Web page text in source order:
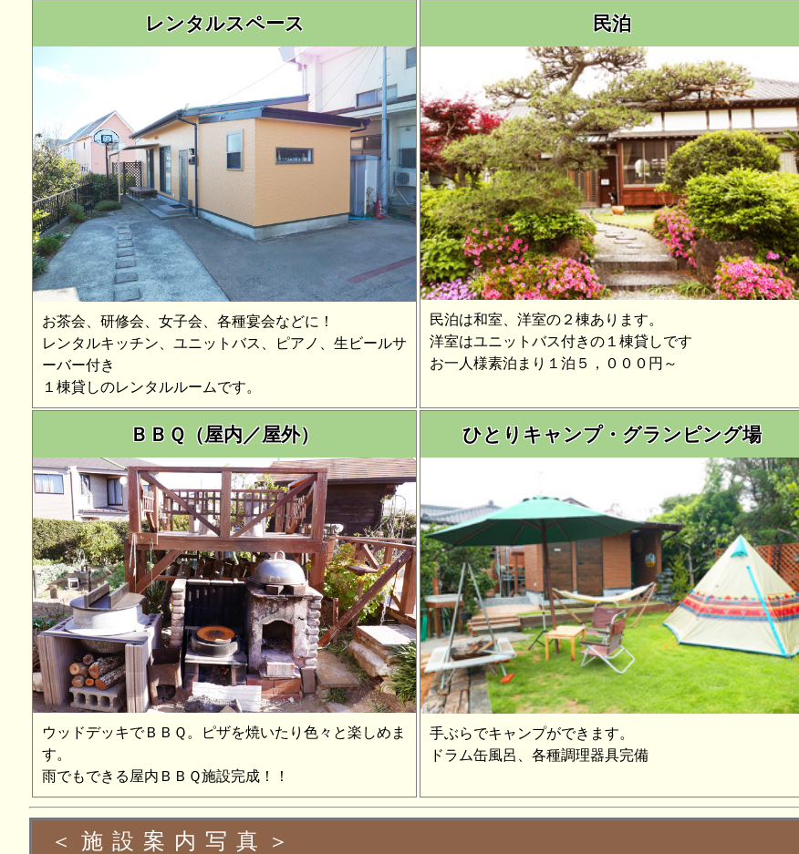
●レンタルルームリフォーム完了
カラオケ再開！！
１４００曲 無料歌い放題
●謹賀新年
旧年中は大変お世話になりました
本年も変わらぬご厚情を賜りますよう、何卒よろしくお願い申し上げます。
1月5日より営業いたします
レンタルスペースまいすた
令和８年 元旦
年末年始休業のお知らせ
１２月２８日（日）～１月４日（日）
レンタルスペース
お茶会、研修会、女子会、各種宴会などに！
レンタルキッチン、ユニットバス、ピアノ、生ビールサ
ーバー付き
１棟貸しのレンタルルームです。
民泊
民泊は和室、洋室の２棟あります。
洋室はユニットバス付きの１棟貸しです
お一人様素泊まり１泊５，０００円～
ＢＢＱ（屋内／屋外）
ウッドデッキでＢＢＱ。ピザを焼いたり色々と楽しめま
す。
雨でもできる屋内ＢＢＱ施設完成！！
ひとりキャンプ・グランピング場
手ぶらでキャンプができます。
ドラム缶風呂、各種調理器具完備
＜施設案内写真＞